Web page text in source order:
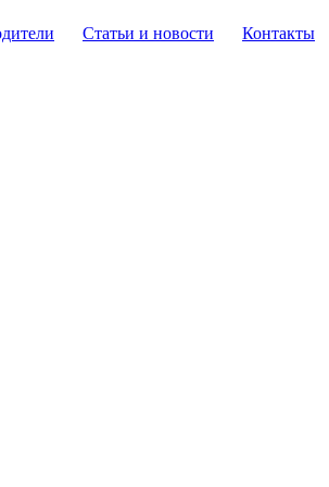
Статьи и новости
Контакты